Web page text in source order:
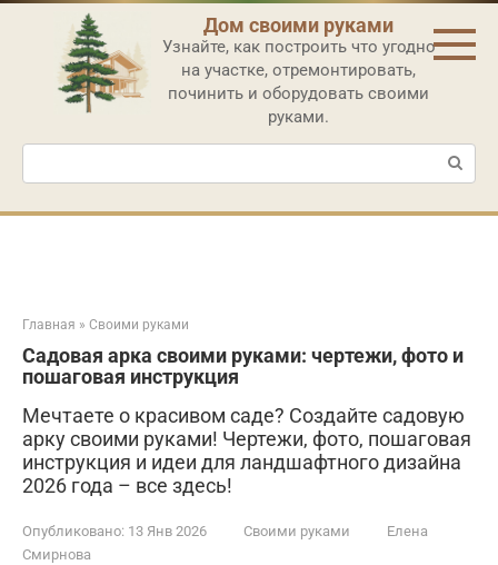
Перейти
контенту
Дом своими руками
Узнайте, как построить что угодно
на участке, отремонтировать,
починить и оборудовать своими
руками.
Поиск:
Главная » Своими руками
Садовая арка своими руками: чертежи, фото и
пошаговая инструкция
Мечтаете о красивом саде? Создайте садовую
арку своими руками! Чертежи, фото, пошаговая
инструкция и идеи для ландшафтного дизайна
2026 года – все здесь!
Опубликовано: 13 Янв 2026 Своими руками
Елена
Смирнова